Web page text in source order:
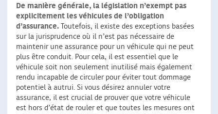
De manière générale, la législation n’exempt pas
explicitement les véhicules de l’obligation
d’assurance. Toutefois, il existe des exceptions basées
sur la jurisprudence où il n’est pas nécessaire de
maintenir une assurance pour un véhicule qui ne peut
plus être conduit. Pour cela, il est essentiel que le
véhicule soit non seulement inutilisé mais également
rendu incapable de circuler pour éviter tout dommage
potentiel à autrui. Si vous désirez annuler votre
assurance, il est crucial de prouver que votre véhicule
est hors d’état de rouler et que toutes les mesures ont